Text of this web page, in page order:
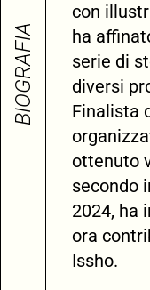
BIOGRAFIA
con
ha
serie di
diversi
Finalista
ottenuto
secondo
2024, ha
ora
Issho.